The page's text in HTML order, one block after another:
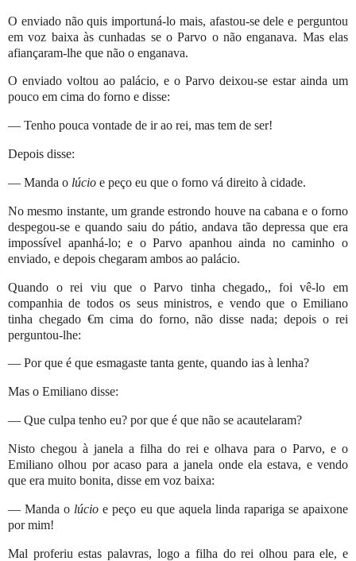
O enviado não quis importuná-lo mais, afastou-se dele e perguntou
em voz baixa às cunhadas se o Parvo o não enganava. Mas elas
afiançaram-lhe que não o enganava.
O enviado voltou ao palácio, e o Parvo deixou-se estar ainda um
pouco em cima do forno e disse:
— Tenho pouca vontade de ir ao rei, mas tem de ser!
Depois disse:
— Manda o lúcio e peço eu que o forno vá direito à cidade.
No mesmo instante, um grande estrondo houve na cabana e o forno
despegou-se e quando saiu do pátio, andava tão depressa que era
impossível apanhá-lo; e o Parvo apanhou ainda no caminho o
enviado, e depois chegaram ambos ao palácio.
Quando o rei viu que o Parvo tinha chegado,, foi vê-lo em
companhia de todos os seus ministros, e vendo que o Emiliano
tinha chegado €m cima do forno, não disse nada; depois o rei
perguntou-lhe:
— Por que é que esmagaste tanta gente, quando ias à lenha?
Mas o Emiliano disse:
— Que culpa tenho eu? por que é que não se acautelaram?
Nisto chegou à janela a filha do rei e olhava para o Parvo, e o
Emiliano olhou por acaso para a janela onde ela estava, e vendo
que era muito bonita, disse em voz baixa:
— Manda o lúcio e peço eu que aquela linda rapariga se apaixone
por mim!
Mal proferiu estas palavras, logo a filha do rei olhou para ele, e